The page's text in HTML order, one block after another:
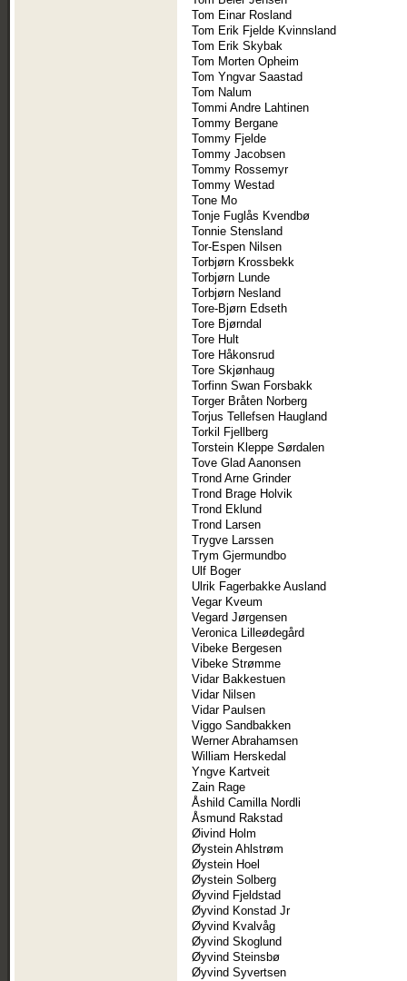
Tom Einar Rosland
Tom Erik Fjelde Kvinnsland
Tom Erik Skybak
Tom Morten Opheim
Tom Yngvar Saastad
Tom Nalum
Tommi Andre Lahtinen
Tommy Bergane
Tommy Fjelde
Tommy Jacobsen
Tommy Rossemyr
Tommy Westad
Tone Mo
Tonje Fuglås Kvendbø
Tonnie Stensland
Tor-Espen Nilsen
Torbjørn Krossbekk
Torbjørn Lunde
Torbjørn Nesland
Tore-Bjørn Edseth
Tore Bjørndal
Tore Hult
Tore Håkonsrud
Tore Skjønhaug
Torfinn Swan Forsbakk
Torger Bråten Norberg
Torjus Tellefsen Haugland
Torkil Fjellberg
Torstein Kleppe Sørdalen
Tove Glad Aanonsen
Trond Arne Grinder
Trond Brage Holvik
Trond Eklund
Trond Larsen
Trygve Larssen
Trym Gjermundbo
Ulf Boger
Ulrik Fagerbakke Ausland
Vegar Kveum
Vegard Jørgensen
Veronica Lilleødegård
Vibeke Bergesen
Vibeke Strømme
Vidar Bakkestuen
Vidar Nilsen
Vidar Paulsen
Viggo Sandbakken
Werner Abrahamsen
William Herskedal
Yngve Kartveit
Zain Rage
Åshild Camilla Nordli
Åsmund Rakstad
Øivind Holm
Øystein Ahlstrøm
Øystein Hoel
Øystein Solberg
Øyvind Fjeldstad
Øyvind Konstad Jr
Øyvind Kvalvåg
Øyvind Skoglund
Øyvind Steinsbø
Øyvind Syvertsen